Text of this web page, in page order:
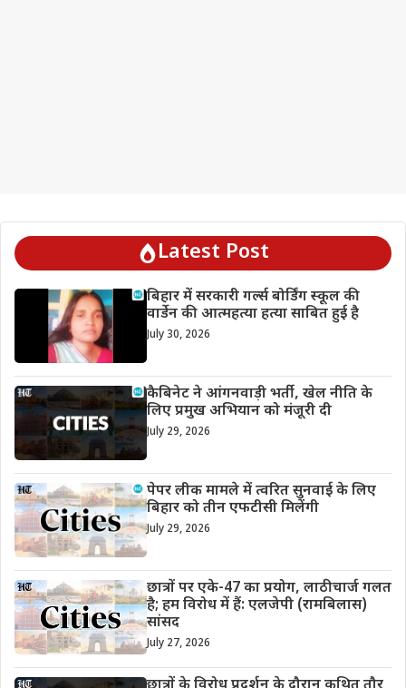
Latest Post
बिहार में सरकारी गर्ल्स बोर्डिंग स्कूल की
वार्डेन की आत्महत्या हत्या साबित हुई है
July 30, 2026
कैबिनेट ने आंगनवाड़ी भर्ती, खेल नीति के
लिए प्रमुख अभियान को मंजूरी दी
July 29, 2026
पेपर लीक मामले में त्वरित सुनवाई के लिए
बिहार को तीन एफटीसी मिलेंगी
July 29, 2026
छात्रों पर एके-47 का प्रयोग, लाठीचार्ज गलत
है; हम विरोध में हैं: एलजेपी (रामबिलास)
सांसद
July 27, 2026